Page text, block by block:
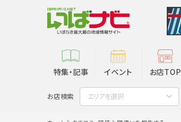
特集・記事 イベント お店TOP
お店検索 エリアを選択